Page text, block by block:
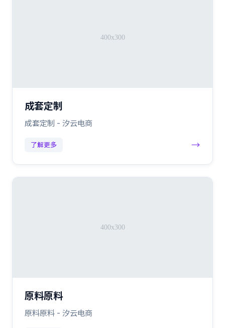
成套定制
成套定制 - 汐云电商
了解更多 →
原料原料
原料原料 - 汐云电商